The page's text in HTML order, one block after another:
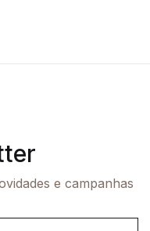
e campanhas